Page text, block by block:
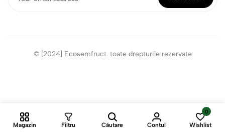
© [2024] Ecosemfruct. toate drepturile rezervate
Magazin Filtru Căutare Contul
0
Wishlist